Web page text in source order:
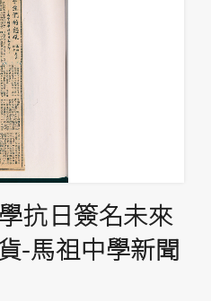
抗日簽名未來
-馬祖中學新聞